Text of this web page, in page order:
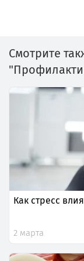
Смотрите
Как стресс
2 марта